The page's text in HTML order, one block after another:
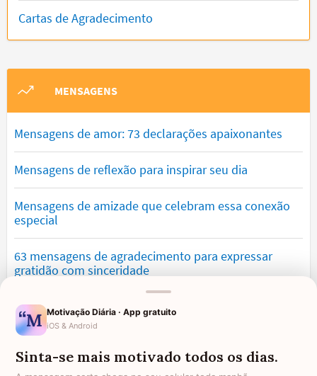
Cartas de Agradecimento
MENSAGENS
Mensagens de amor: 73 declarações apaixonantes
Mensagens de reflexão para inspirar seu dia
Mensagens de amizade que celebram essa conexão
especial
63 mensagens de agradecimento para expressar
gratidão com sinceridade
Mensagens de saudade que tocam o coração e
expressam falta
Mensagens de otimismo que vão encher você de
confiança
Motivação Diária · App gratuito
iOS & Android
Sinta-se mais motivado todos os dias.